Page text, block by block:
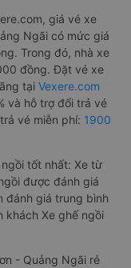
giá vé xe
Ngãi có mức giá
Trong đó, nhà xe
đồng. Đặt vé xe
tại Vexere.com
và hỗ trợ đổi trả vé
vé miễn phí: 1900
tốt nhất: Xe từ
được đánh giá
đánh giá trung bình
khách Xe ghế ngồi
- Quảng Ngãi rẻ